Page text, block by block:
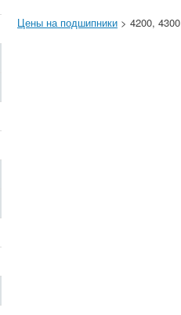
Цены на подшипники > 4200, 4300